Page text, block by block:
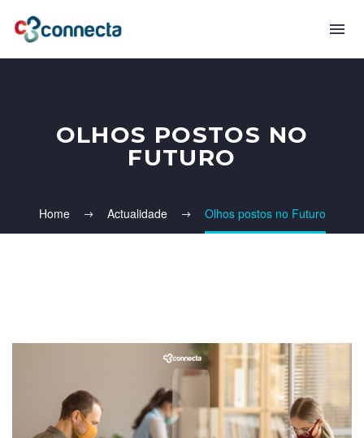
OLHOS POSTOS NO
FUTURO
Home Actualidade Olhos postos no Futuro